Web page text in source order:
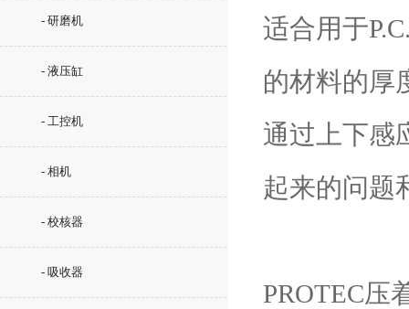
- 研磨机
- 液压缸
- 工控机
- 相机
- 校核器
- 吸收器
适合用于
的材料的厚
通过上下感
起来的问题
PROTEC压